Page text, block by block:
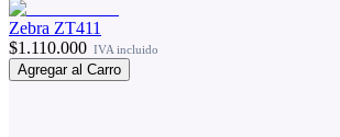
Zebra ZT411
$1.110.000 IVA incluido
Agregar al Carro